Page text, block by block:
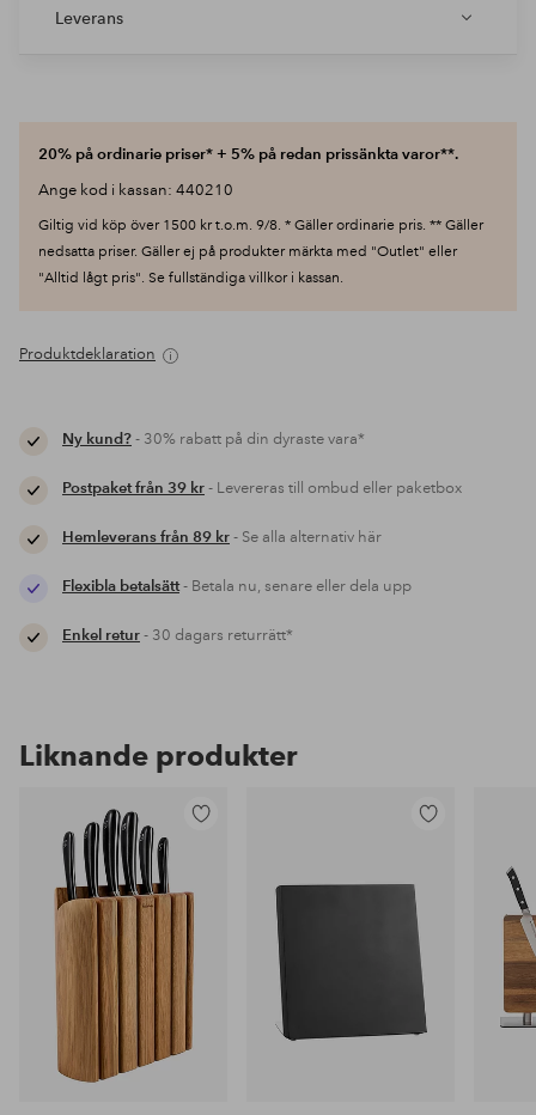
Leverans
20% på ordinarie priser* + 5% på redan prissänkta varor**.
Ange kod i kassan: 440210
Giltig vid köp över 1500 kr t.o.m. 9/8. * Gäller ordinarie pris. ** Gäller
nedsatta priser. Gäller ej på produkter märkta med "Outlet" eller
"Alltid lågt pris". Se fullständiga villkor i kassan.
Produktdeklaration
Ny kund?- 30% rabatt på din dyraste vara*
Postpaket från 39 kr- Levereras till ombud eller paketbox
Hemleverans från 89 kr- Se alla alternativ här
Flexibla betalsätt- Betala nu, senare eller dela upp
Enkel retur- 30 dagars returrätt*
Liknande produkter
favoriter
favoriter